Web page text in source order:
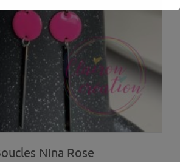
Nina Rose